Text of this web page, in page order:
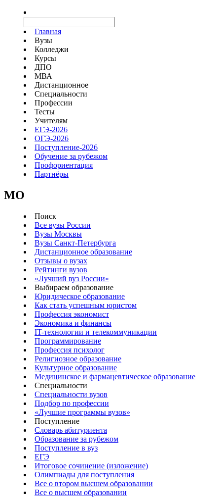
Главная
Вузы
Колледжи
Курсы
ДПО
МВА
Дистанционное
Специальности
Профессии
Тесты
Учителям
ЕГЭ-2026
ОГЭ-2026
Поступление-2026
Обучение за рубежом
Профориентация
Партнёры
MO
Поиск
Все вузы России
Вузы Москвы
Вузы Санкт-Петербурга
Дистанционное образование
Отзывы о вузах
Рейтинги вузов
«Лучший вуз России»
Выбираем образование
Юридическое образование
Как стать успешным юристом
Профессия экономист
Экономика и финансы
IT-технологии и телекоммуникации
Программирование
Профессия психолог
Религиозное образование
Культурное образование
Медицинское и фармацевтическое образование
Специальности
Специальности вузов
Подбор по профессии
«Лучшие программы вузов»
Поступление
Словарь абитуриента
Образование за рубежом
Поступление в вуз
ЕГЭ
Итоговое сочинение (изложение)
Олимпиады для поступления
Все о втором высшем образовании
Все о высшем образовании